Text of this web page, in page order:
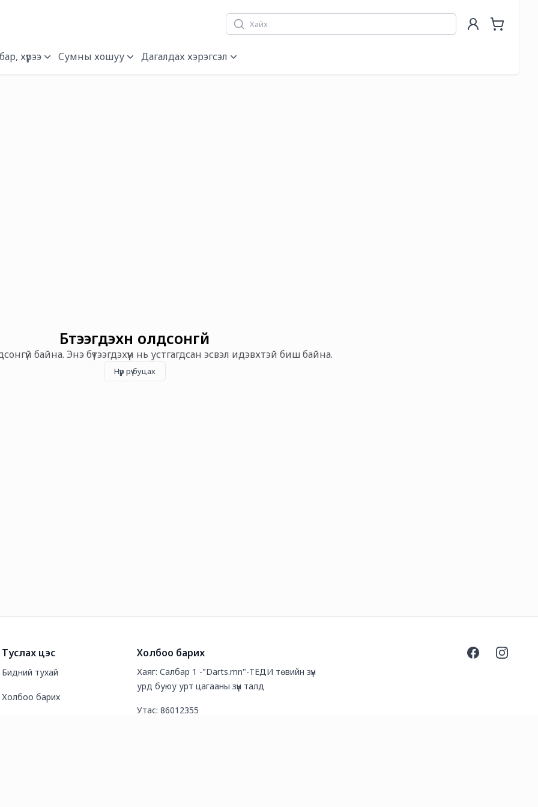
хүрээ Сумны хошуу Дагалдах хэрэгсэл
Бүтээгдэхүүн олдсонгүй
байна. Энэ бүтээгдэхүүн нь устгагдсан эсвэл идэвхтэй биш байна.
Нүүр рүү буцах
Туслах цэс
Бидний тухай
Холбоо барих
Холбоо барих
Хаяг: Салбар 1 -"Darts.mn"-ТЕДИ төвийн зүүн
урд буюу урт цагааны зүүн талд
Утас: 86012355
Facebook